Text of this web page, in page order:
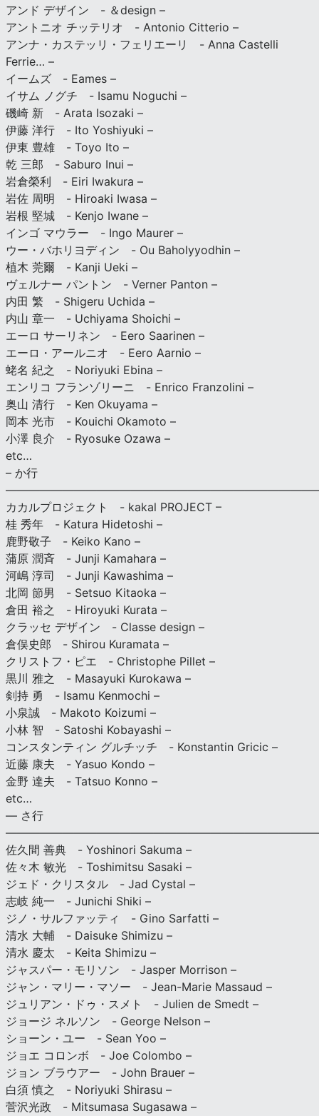
アンド デザイン - ＆design –
アントニオ チッテリオ - Antonio Citterio –
アンナ・カステッリ・フェリエーリ - Anna Castelli
Ferrie… –
イームズ - Eames –
イサム ノグチ - Isamu Noguchi –
磯崎 新 - Arata Isozaki –
伊藤 洋行 - Ito Yoshiyuki –
伊東 豊雄 - Toyo Ito –
乾 三郎 - Saburo Inui –
岩倉榮利 - Eiri Iwakura –
岩佐 周明 - Hiroaki Iwasa –
岩根 堅城 - Kenjo Iwane –
インゴ マウラー - Ingo Maurer –
ウー・バホリヨディン - Ou Baholyyodhin –
植木 莞爾 - Kanji Ueki –
ヴェルナー パントン - Verner Panton –
内田 繁 - Shigeru Uchida –
内山 章一 - Uchiyama Shoichi –
エーロ サーリネン - Eero Saarinen –
エーロ・アールニオ - Eero Aarnio –
蛯名 紀之 - Noriyuki Ebina –
エンリコ フランゾリーニ - Enrico Franzolini –
奥山 清行 - Ken Okuyama –
岡本 光市 - Kouichi Okamoto –
小澤 良介 - Ryosuke Ozawa –
etc…
– か行
カカルプロジェクト - kakal PROJECT –
桂 秀年 - Katura Hidetoshi –
鹿野敬子 - Keiko Kano –
蒲原 潤斉 - Junji Kamahara –
河嶋 淳司 - Junji Kawashima –
北岡 節男 - Setsuo Kitaoka –
倉田 裕之 - Hiroyuki Kurata –
クラッセ デザイン - Classe design –
倉俣史郎 - Shirou Kuramata –
クリストフ・ピエ - Christophe Pillet –
黒川 雅之 - Masayuki Kurokawa –
剣持 勇 - Isamu Kenmochi –
小泉誠 - Makoto Koizumi –
小林 智 - Satoshi Kobayashi –
コンスタンティン グルチッチ - Konstantin Gricic –
近藤 康夫 - Yasuo Kondo –
金野 達夫 - Tatsuo Konno –
etc…
— さ行
佐久間 善典 - Yoshinori Sakuma –
佐々木 敏光 - Toshimitsu Sasaki –
ジェド・クリスタル - Jad Cystal –
志岐 純一 - Junichi Shiki –
ジノ・サルファッティ - Gino Sarfatti –
清水 大輔 - Daisuke Shimizu –
清水 慶太 - Keita Shimizu –
ジャスパー・モリソン - Jasper Morrison –
ジャン・マリー・マソー - Jean-Marie Massaud –
ジュリアン・ドゥ・スメト - Julien de Smedt –
ジョージ ネルソン - George Nelson –
ショーン・ユー - Sean Yoo –
ジョエ コロンボ - Joe Colombo –
ジョン ブラウアー - John Brauer –
白須 慎之 - Noriyuki Shirasu –
菅沢光政 - Mitsumasa Sugasawa –